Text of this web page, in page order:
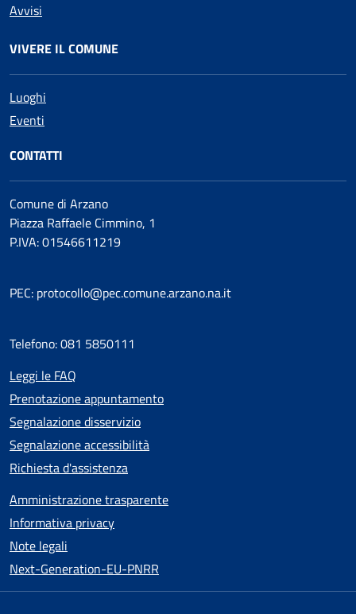
Avvisi
VIVERE IL COMUNE
Luoghi
Eventi
CONTATTI
Comune di Arzano
Piazza Raffaele Cimmino, 1
P.IVA: 01546611219
PEC: protocollo@pec.comune.arzano.na.it
Telefono: 081 5850111
Leggi le FAQ
Prenotazione appuntamento
Segnalazione disservizio
Segnalazione accessibilità
Richiesta d'assistenza
Amministrazione trasparente
Informativa privacy
Note legali
Next-Generation-EU-PNRR